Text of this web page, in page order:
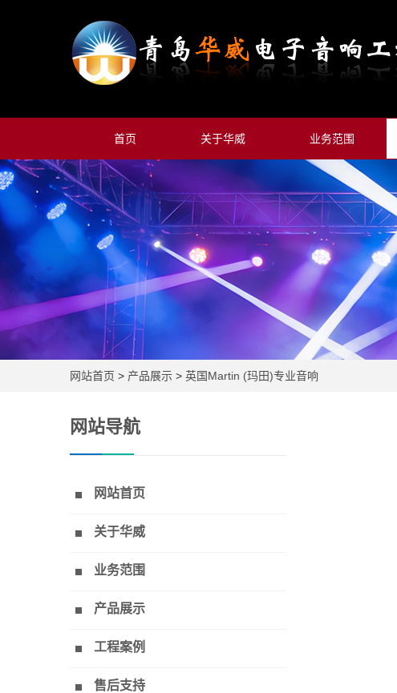
首页 关于华威 业务范围
网站首页 > 产品展示 > 英国Martin (玛田)专业音响
网站导航
网站首页
关于华威
业务范围
产品展示
工程案例
售后支持